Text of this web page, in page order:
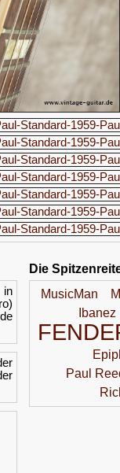
in
Die
MusicMan
Ibanez
Paul